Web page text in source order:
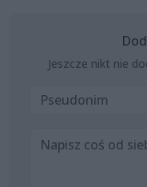
Jeszcze nikt nie